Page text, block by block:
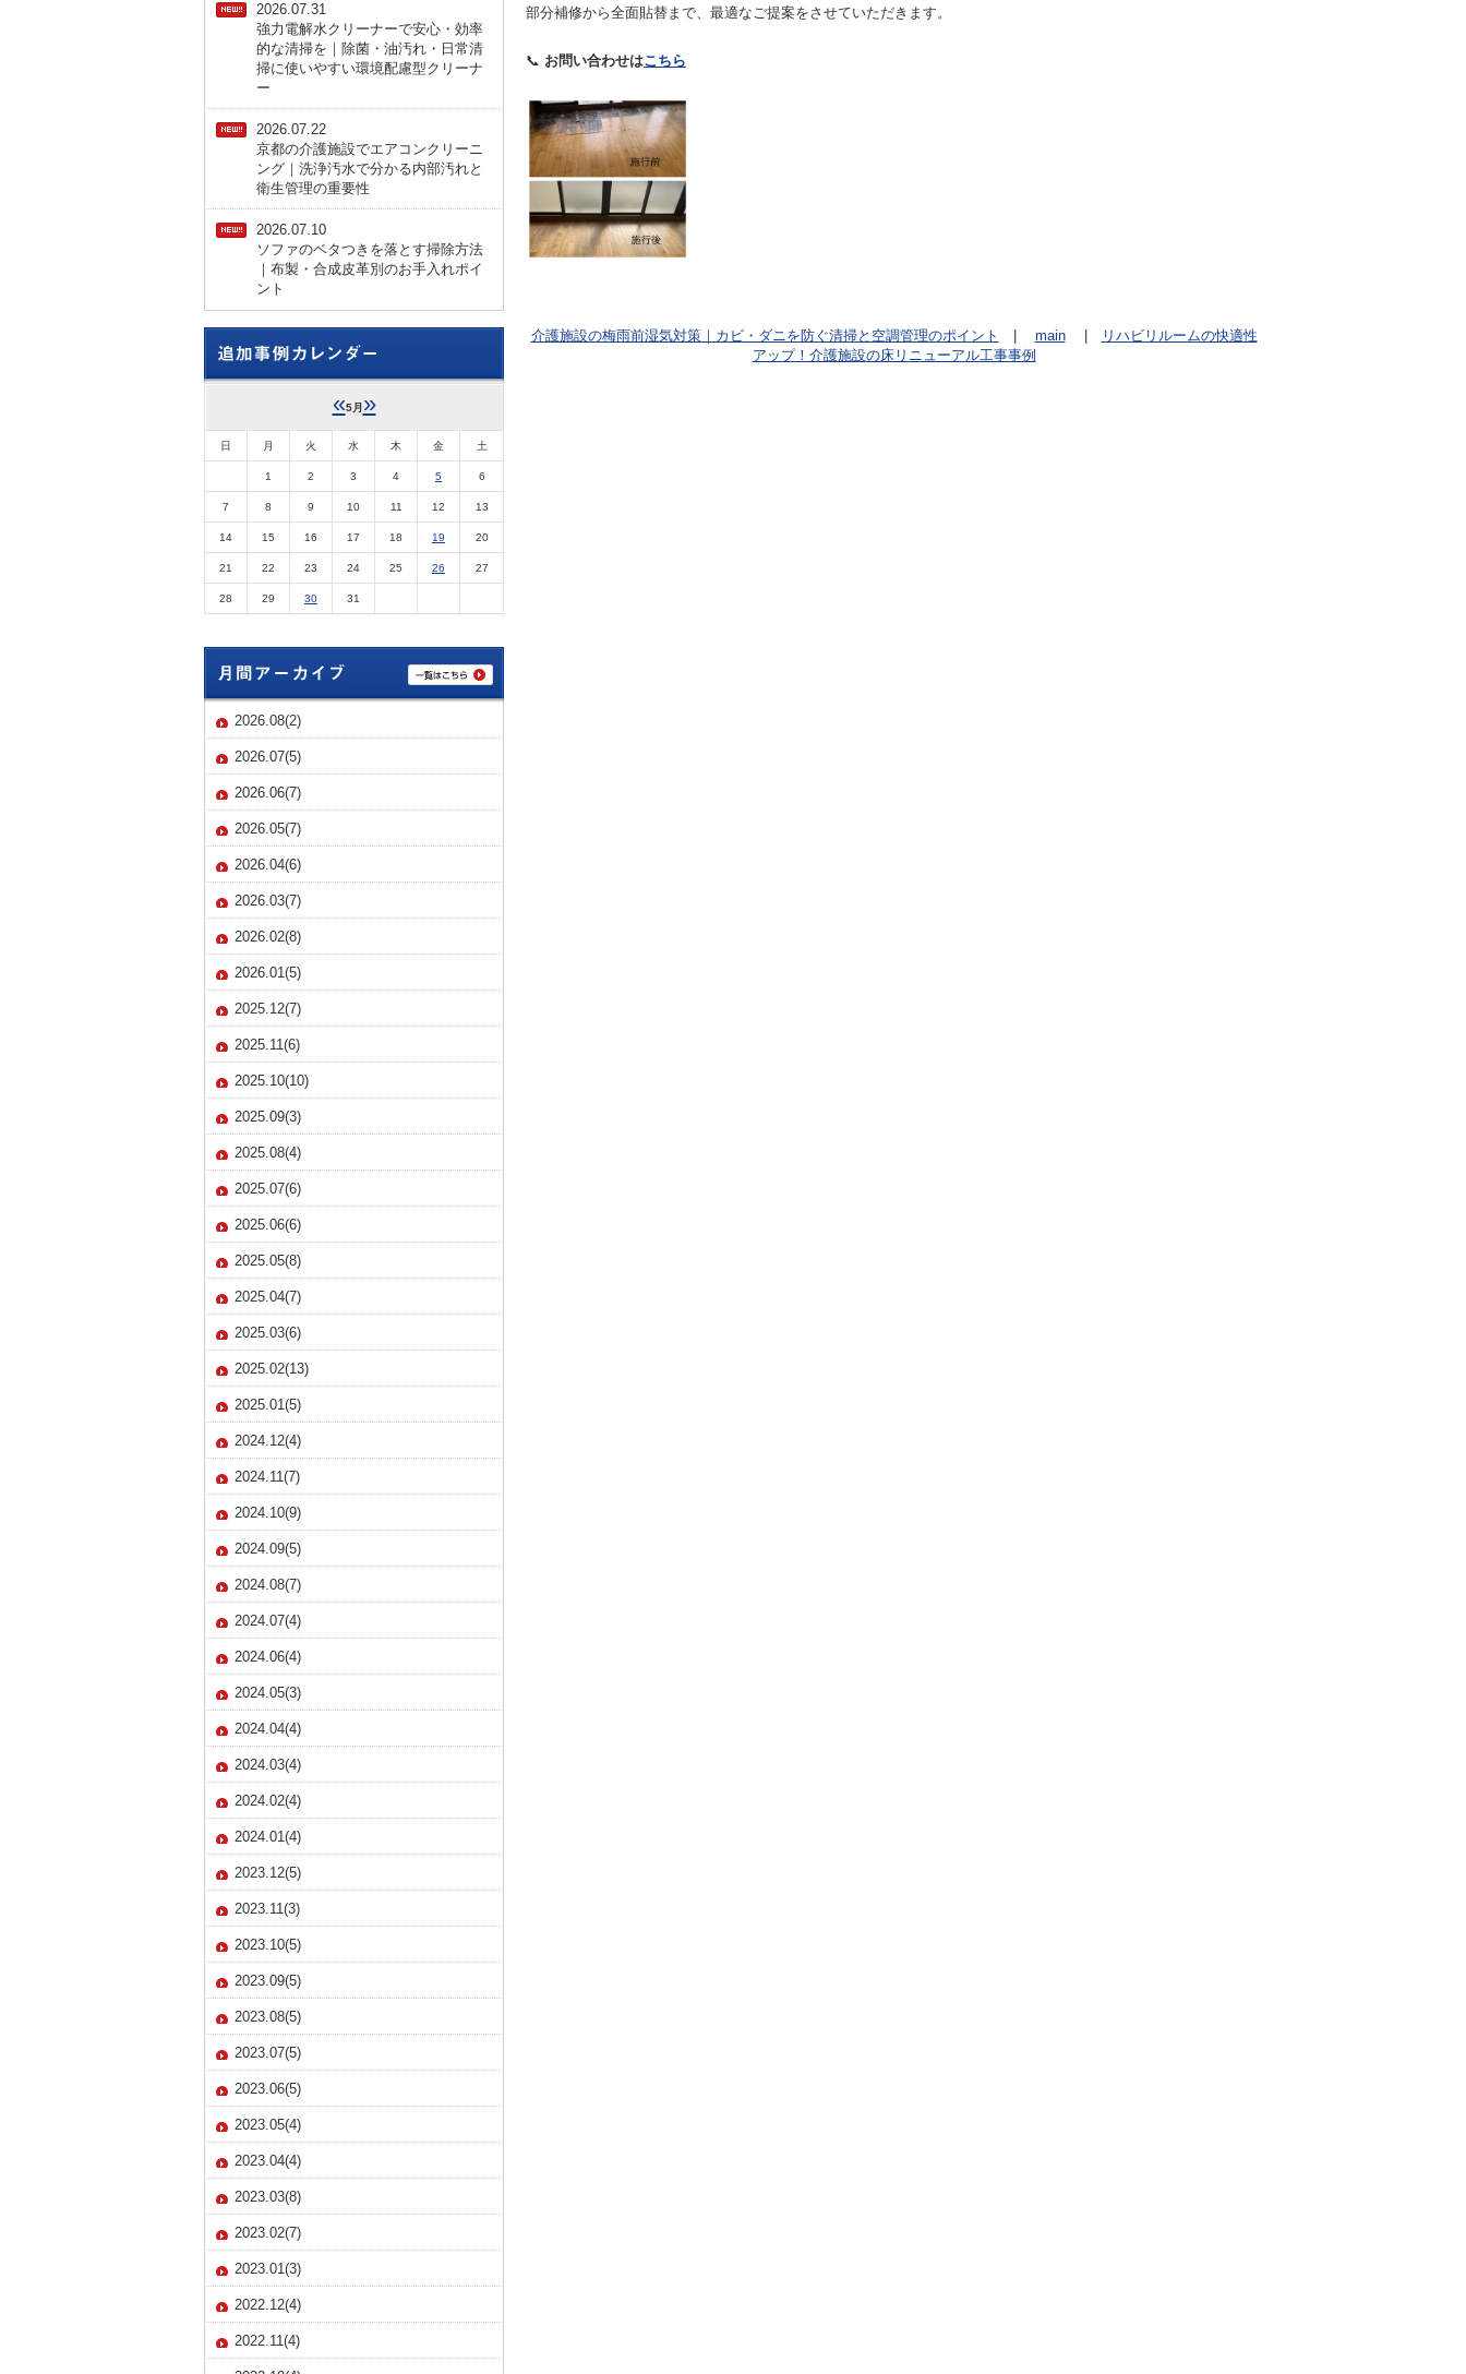
部分補修から全面貼替まで、最適なご提案をさせていただきます。
📞 お問い合わせはこちら
介護施設の梅雨前湿気対策｜カビ・ダニを防ぐ清掃と空調管理のポイント main|
リハビリルームの快適性
アップ！介護施設の床リニューアル工事事例
2026.07.31
強力電解水クリーナーで安心・効率
的な清掃を｜除菌・油汚れ・日常清
掃に使いやすい環境配慮型クリーナ
ー
2026.07.22
京都の介護施設でエアコンクリーニ
ング｜洗浄汚水で分かる内部汚れと
衛生管理の重要性
2026.07.10
ソファのベタつきを落とす掃除方法
｜布製・合成皮革別のお手入れポイ
ント
«5月 »
日 月 火 水 木 金 土
1 2 3 4 5 6
7 8 9 10 11 12 13
14 15 16 17 18 19 20
21 22 23 24 25 26 27
28 29 30 31
2026.08(2)
2026.07(5)
2026.06(7)
2026.05(7)
2026.04(6)
2026.03(7)
2026.02(8)
2026.01(5)
2025.12(7)
2025.11(6)
2025.10(10)
2025.09(3)
2025.08(4)
2025.07(6)
2025.06(6)
2025.05(8)
2025.04(7)
2025.03(6)
2025.02(13)
2025.01(5)
2024.12(4)
2024.11(7)
2024.10(9)
2024.09(5)
2024.08(7)
2024.07(4)
2024.06(4)
2024.05(3)
2024.04(4)
2024.03(4)
2024.02(4)
2024.01(4)
2023.12(5)
2023.11(3)
2023.10(5)
2023.09(5)
2023.08(5)
2023.07(5)
2023.06(5)
2023.05(4)
2023.04(4)
2023.03(8)
2023.02(7)
2023.01(3)
2022.12(4)
2022.11(4)